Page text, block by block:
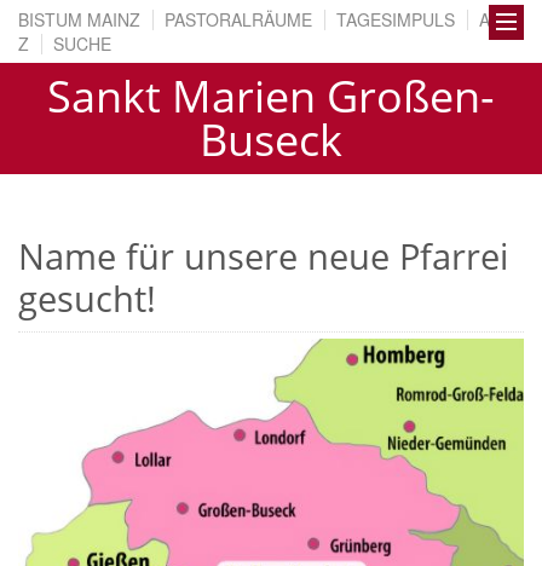
BISTUM MAINZ PASTORALRÄUME TAGESIMPULS
A BIS
Z
SUCHE
Sankt Marien Großen-
Buseck
Name für unsere neue Pfarrei
gesucht!